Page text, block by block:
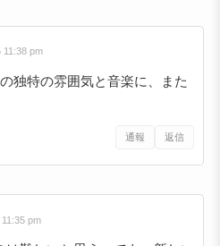
11:38 pm
独特の雰囲気と音楽に、また
通報 返信
pm